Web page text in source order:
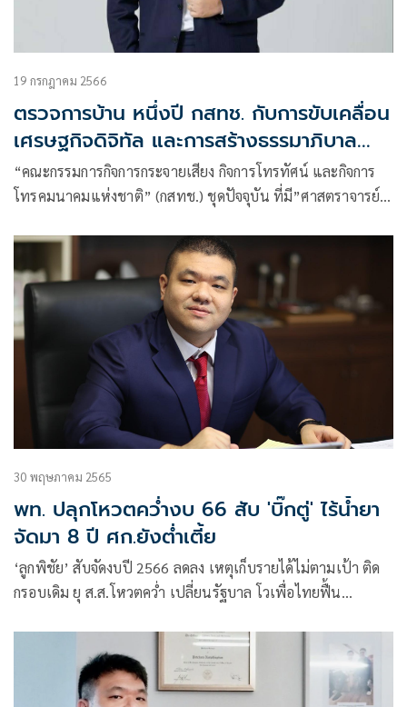
19 กรกฎาคม 2566
ตรวจการบ้าน หนึ่งปี กสทช. กับการขับเคลื่อน
เศรษฐกิจดิจิทัล และการสร้างธรรมาภิบาล
องค์กร
“คณะกรรมการกิจการกระจายเสียง กิจการโทรทัศน์ และกิจการ
โทรคมนาคมแห่งชาติ” (กสทช.) ชุดปัจจุบัน ที่มี”ศาสตราจารย์
เริ่มเข้าปฏิบัติหน้าที่เมื่อเมษายน 2565 ถึงตอนนี้ปฏิบัติหน้าที่
มาได้ประมาณ1ปี3 เดือน
30 พฤษภาคม 2565
พท. ปลุกโหวตคว่ำงบ 66 สับ 'บิ๊กตู่' ไร้น้ำยา
จัดมา 8 ปี ศก.ยังต่ำเตี้ย
‘ลูกพิชัย’ สับจัดงบปี 2566 ลดลง เหตุเก็บรายได้ไม่ตามเป้า ติด
กรอบเดิม ยุ ส.ส.โหวตคว่ำ เปลี่ยนรัฐบาล โวเพื่อไทยฟื้น